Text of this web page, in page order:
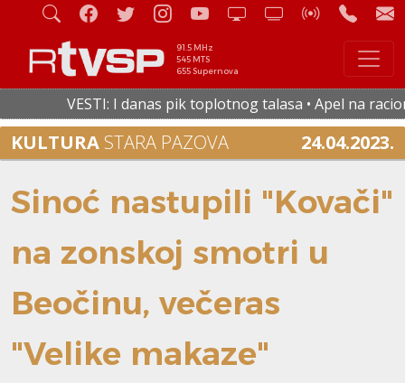
91.5 MHz
545 MTS
655 Supernova
VESTI: I danas pik toplotnog talasa • Apel na
KULTURA STARA PAZOVA 24.04.2023.
Sinoć nastupili "Kovači"
na zonskoj smotri u
Beočinu, večeras
"Velike makaze"